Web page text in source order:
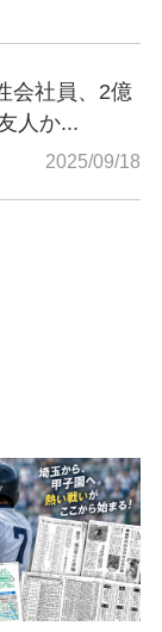
会社員、2億
人か...
2025/09/18